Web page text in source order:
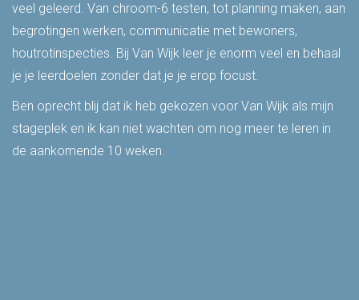
veel geleerd. Van chroom-6 testen, tot planning maken, aan
begrotingen werken, communicatie met bewoners,
houtrotinspecties. Bij Van Wijk leer je enorm veel en behaal
je je leerdoelen zonder dat je je erop focust.
Ben oprecht blij dat ik heb gekozen voor Van Wijk als mijn
stageplek en ik kan niet wachten om nog meer te leren in
de aankomende 10 weken.